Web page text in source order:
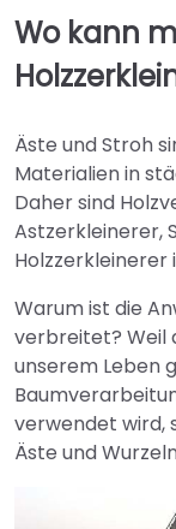
Wo kann
Äste und Stroh
Materialien in
Daher sind
Astzerkleinerer,
Holzzerkleinerer
Warum ist die
verbreitet? Weil
unserem Leben
verwendet wird,
Äste und